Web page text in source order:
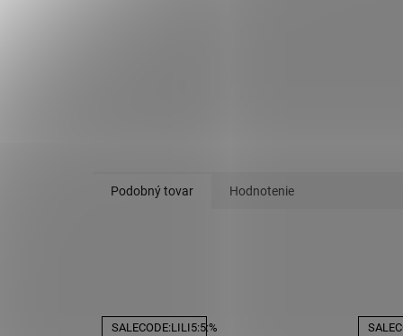
Podobný tovar Hodnotenie
SALECODE:LILI5:5:%